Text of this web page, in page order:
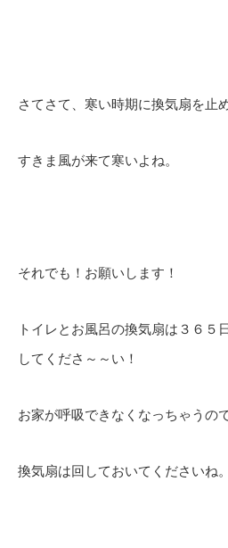
さてさて、寒い時期に換気扇を止
すきま風が来て寒いよね。
それでも！お願いします！
トイレとお風呂の換気扇は３６５
してくださ～～い！
お家が呼吸できなくなっちゃうの
換気扇は回しておいてくださいね。